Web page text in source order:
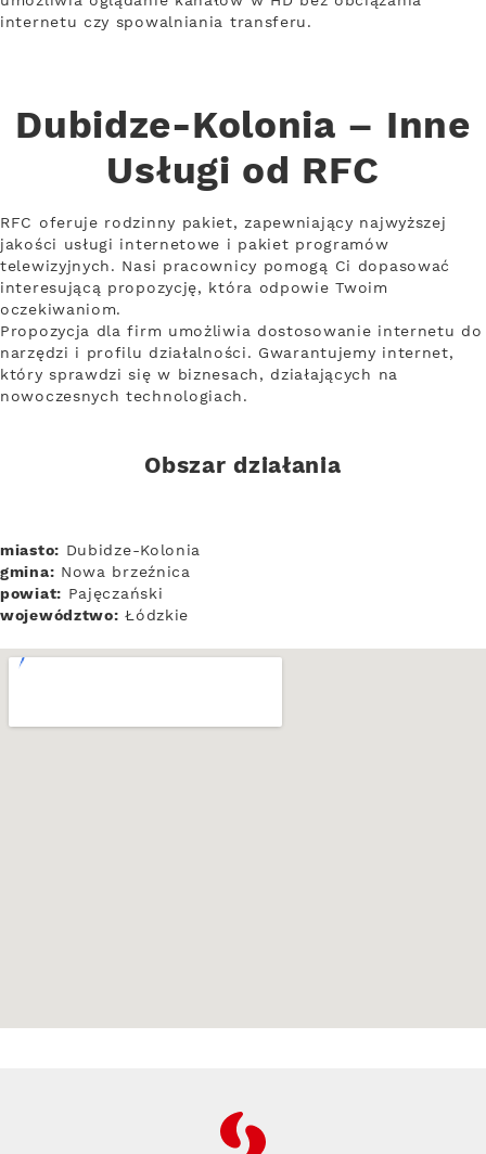
internetu czy spowalniania transferu.
Dubidze-Kolonia – Inne
Usługi od RFC
RFC oferuje rodzinny pakiet, zapewniający najwyższej
jakości usługi internetowe i pakiet programów
telewizyjnych. Nasi pracownicy pomogą Ci dopasować
interesującą propozycję, która odpowie Twoim
oczekiwaniom.
Propozycja dla firm umożliwia dostosowanie internetu do
narzędzi i profilu działalności. Gwarantujemy internet,
który sprawdzi się w biznesach, działających na
nowoczesnych technologiach.
Obszar działania
miasto: Dubidze-Kolonia
gmina: Nowa brzeźnica
powiat: Pajęczański
województwo: Łódzkie
RFC